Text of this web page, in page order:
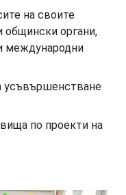
на своите
органи,
международни
усъвършенстване
по проекти на